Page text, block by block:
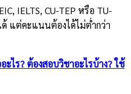
IELTS, CU-TEP หรือ TU-
แต่คะแนนต้องได้ไม่ต่ำกว่า
ไร? ต้องสอบวิชาอะไรบ้าง? ใช้